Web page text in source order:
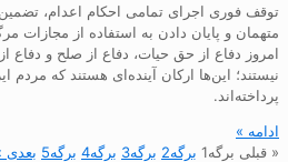
توقف فوری اجرای تمامی احکام اعدام،
متهمان و پایان دادن به استفاده از مجازات
امروز دفاع از حق حیات، دفاع از صلح و دفاع
نیستند؛ این‌ها ارکان آینده‌ای هستند که مردم
پرداخته‌اند.
ادامه »
« قبلی برگه1 برگه2 برگه3 برگه4 برگه5 بعدی